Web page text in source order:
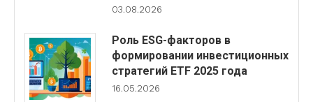
03.08.2026
Роль ESG-факторов в
формировании инвестиционных
стратегий ETF 2025 года
16.05.2026